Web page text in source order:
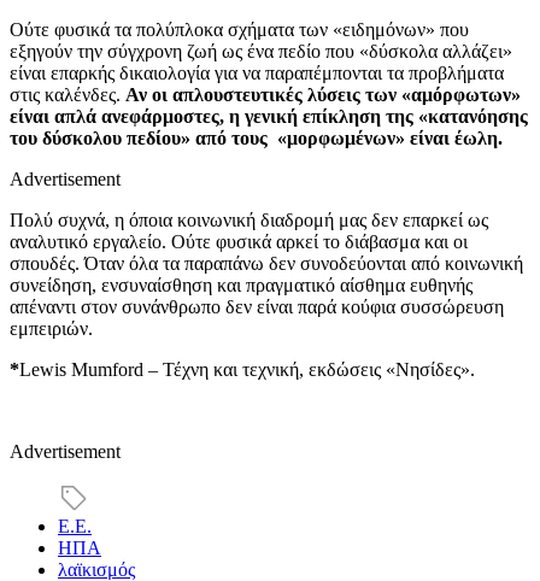
Ούτε φυσικά τα πολύπλοκα σχήματα των «ειδημόνων» που
εξηγούν την σύγχρονη ζωή ως ένα πεδίο που «δύσκολα αλλάζει»
είναι επαρκής δικαιολογία για να παραπέμπονται τα προβλήματα
στις καλένδες. Αν οι απλουστευτικές λύσεις των «αμόρφωτων»
είναι απλά ανεφάρμοστες, η γενική επίκληση της «κατανόησης
του δύσκολου πεδίου» από τους «μορφωμένων» είναι έωλη.
Advertisement
Πολύ συχνά, η όποια κοινωνική διαδρομή μας δεν επαρκεί ως
αναλυτικό εργαλείο. Ούτε φυσικά αρκεί το διάβασμα και οι
σπουδές. Όταν όλα τα παραπάνω δεν συνοδεύονται από κοινωνική
συνείδηση, ενσυναίσθηση και πραγματικό αίσθημα ευθηνής
απέναντι στον συνάνθρωπο δεν είναι παρά κούφια συσσώρευση
εμπειριών.
*Lewis Mumford – Τέχνη και τεχνική, εκδώσεις «Νησίδες».
Advertisement
Ε.Ε.
ΗΠΑ
λαϊκισμός